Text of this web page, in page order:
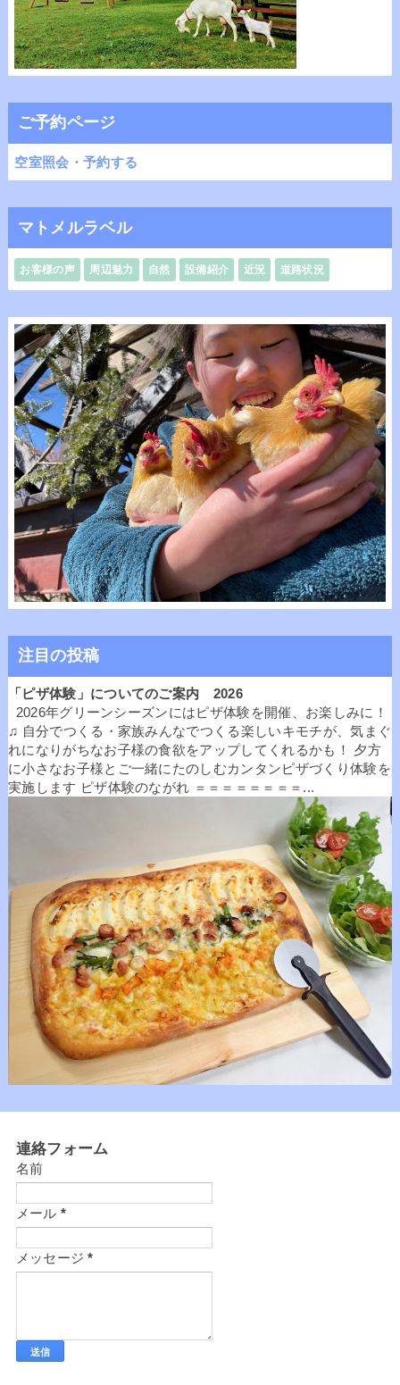
ご予約ページ
空室照会・予約する
マトメルラベル
お客様の声 周辺魅力 自然 設備紹介 近況 道路状況
注目の投稿
「ピザ体験」についてのご案内 2026
2026年グリーンシーズンにはピザ体験を開催、お楽しみに！
♫ 自分でつくる・家族みんなでつくる楽しいキモチが、気まぐ
れになりがちなお子様の食欲をアップしてくれるかも！ 夕方
に小さなお子様とご一緒にたのしむカンタンピザづくり体験を
実施します ピザ体験のながれ ＝＝＝＝＝＝＝＝...
連絡フォーム
名前
メール *
メッセージ*